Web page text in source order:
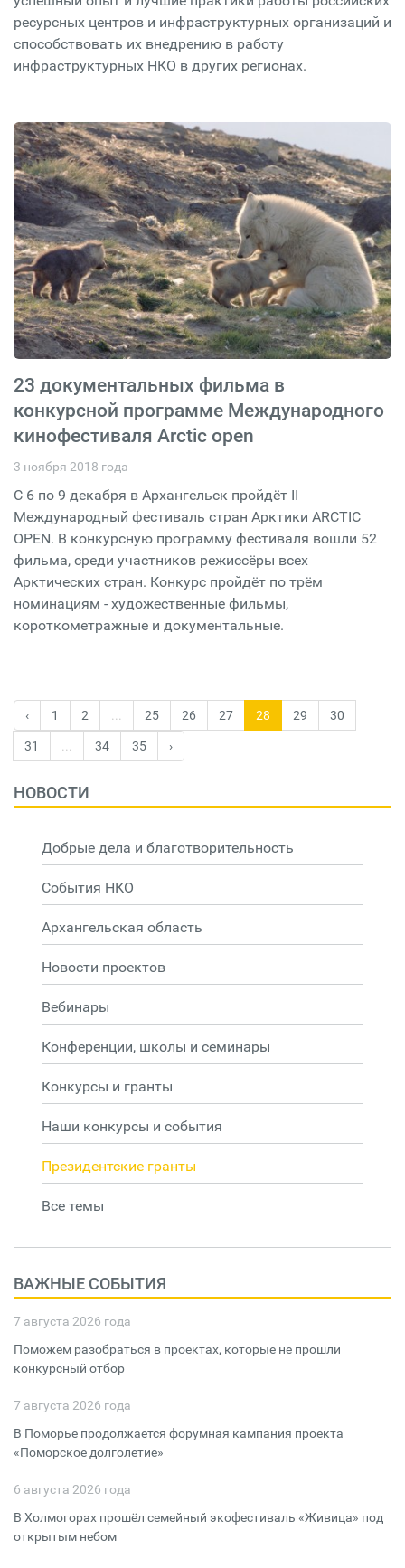
ресурсных центров и инфраструктурных организаций и
способствовать их внедрению в работу
инфраструктурных НКО в других регионах.
23 документальных фильма в
конкурсной программе Международного
кинофестиваля Arctic open
3 ноября 2018 года
С 6 по 9 декабря в Архангельск пройдёт II
Международный фестиваль стран Арктики ARCTIC
OPEN. В конкурсную программу фестиваля вошли 52
фильма, среди участников режиссёры всех
Арктических стран. Конкурс пройдёт по трём
номинациям - художественные фильмы,
короткометражные и документальные.
‹ 1 2 25 26 27 28 29 30
31 34 35 ›
НОВОСТИ
Добрые дела и благотворительность
События НКО
Архангельская область
Новости проектов
Вебинары
Конференции, школы и семинары
Конкурсы и гранты
Наши конкурсы и события
Президентские гранты
Все темы
ВАЖНЫЕ СОБЫТИЯ
7 августа 2026 года
Поможем разобраться в проектах, которые не прошли
конкурсный отбор
7 августа 2026 года
В Поморье продолжается форумная кампания проекта
«Поморское долголетие»
6 августа 2026 года
В Холмогорах прошёл семейный экофестиваль «Живица» под
открытым небом